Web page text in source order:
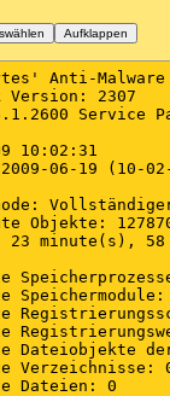
Aufklappen
Anti-
Version: 2307
Service
10:02:31
2009-06-19 (10-
Objekte:
minute(s), 58
Dateiobjekte
Verzeichnisse:
Dateien: 0